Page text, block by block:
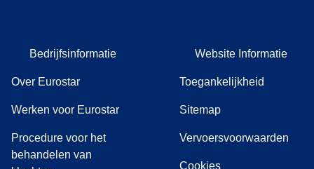
Bedrijfsinformatie
Over Eurostar
Werken voor Eurostar
Procedure voor het
behandelen van
Website Informatie
Toegankelijkheid
Sitemap
Vervoersvoorwaarden
Cookies